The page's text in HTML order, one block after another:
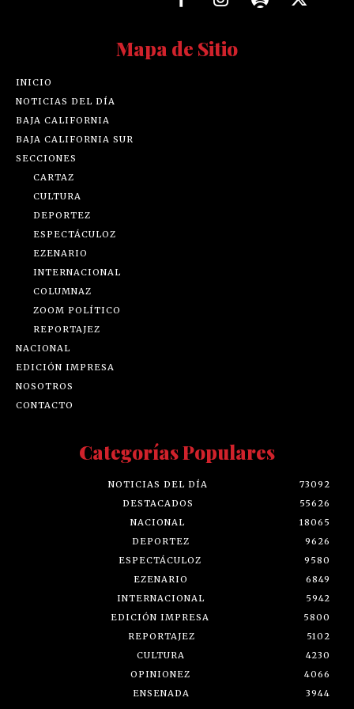
Mapa de Sitio
INICIO
NOTICIAS DEL DÍA
BAJA CALIFORNIA
BAJA CALIFORNIA SUR
SECCIONES
CARTAZ
CULTURA
DEPORTEZ
ESPECTÁCULOZ
EZENARIO
INTERNACIONAL
COLUMNAZ
ZOOM POLÍTICO
REPORTAJEZ
NACIONAL
EDICIÓN IMPRESA
NOSOTROS
CONTACTO
Categorías Populares
NOTICIAS DEL DÍA
73092
DESTACADOS
55626
NACIONAL
18065
DEPORTEZ
9626
ESPECTÁCULOZ
9580
EZENARIO
6849
INTERNACIONAL
5942
EDICIÓN IMPRESA
5800
REPORTAJEZ
5102
CULTURA
4230
OPINIONEZ
4066
ENSENADA
3944